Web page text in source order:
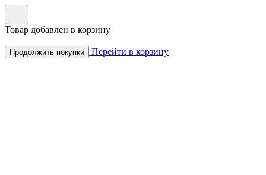
Товар добавлен в корзину
Продолжить покупки Перейти в корзину